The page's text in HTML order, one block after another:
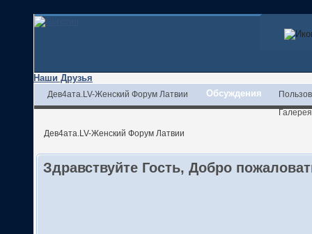
Наши Друзья
Дев4ата.LV-Женский Форум Латвии Обсуждения
Галерея
Дев4ата.LV-Женский Форум Латвии
Здравствуйте Гость, Добро